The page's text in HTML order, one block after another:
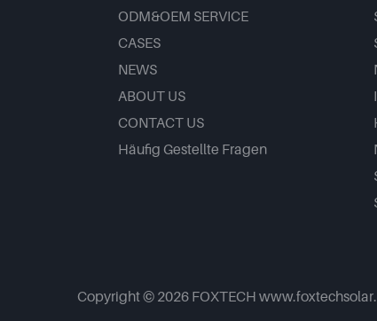
ODM&OEM SERVICE
CASES
NEWS
ABOUT US
CONTACT US
Häufig Gestellte Fragen
Copyright © 2026 FOXTECH